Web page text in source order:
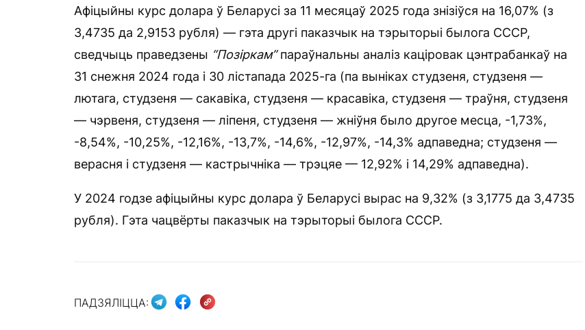
Афіцыйны курс долара ў Беларусі за 11 месяцаў 2025 года знізіўся на 16,07% (з
3,4735 да 2,9153 рубля) — гэта другі паказчык на тэрыторыі былога СССР,
сведчыць праведзены “Позіркам”параўнальны аналіз каціровак цэнтрабанкаў на
31 снежня 2024 года і 30 лістапада 2025-га (па выніках студзеня, студзеня —
лютага, студзеня — сакавіка, студзеня — красавіка, студзеня — траўня, студзеня
— чэрвеня, студзеня — ліпеня, студзеня — жніўня было другое месца, -1,73%,
-8,54%, -10,25%, -12,16%, -13,7%, -14,6%, -12,97%, -14,3% адпаведна; студзеня —
верасня і студзеня — кастрычніка — трэцяе — 12,92% і 14,29% адпаведна).
У 2024 годзе афіцыйны курс долара ў Беларусі вырас на 9,32% (з 3,1775 да 3,4735
рубля). Гэта чацвёрты паказчык на тэрыторыі былога СССР.
ПАДЗЯЛІЦЦА: